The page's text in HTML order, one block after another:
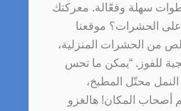
سهلة وفعّالة. معركتك
الحشرات؟ موقعنا
من الحشرات المنزلية،
للفوز. “يمكن ما تحس
النمل محتّل المطبخ،
أصحاب المكان! هالغزو